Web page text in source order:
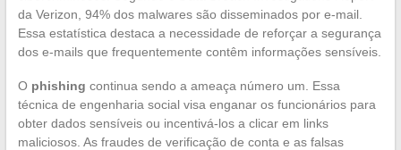
da Verizon, 94% dos malwares são disseminados por e-mail.
Essa estatística destaca a necessidade de reforçar a segurança
dos e-mails que frequentemente contêm informações sensíveis.
O phishing continua sendo a ameaça número um. Essa
técnica de engenharia social visa enganar os funcionários para
obter dados sensíveis ou incentivá-los a clicar em links
maliciosos. As fraudes de verificação de conta e as falsas